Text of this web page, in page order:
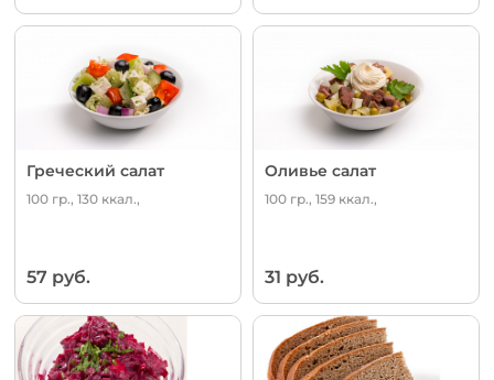
Греческий салат
100 гр., 130 ккал.,
57 руб.
Оливье салат
100 гр., 159 ккал.,
31 руб.